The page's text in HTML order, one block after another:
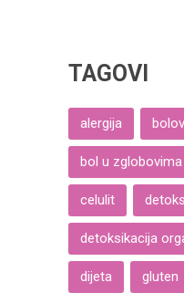
TAGOVI
alergija
bol u zglobovima
celulit
detoksikacija
dijeta gluten